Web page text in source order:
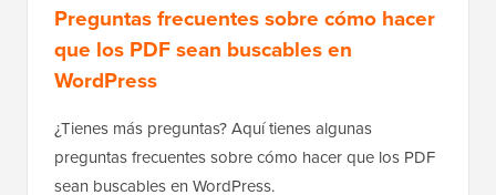
Preguntas frecuentes sobre cómo hacer
que los PDF sean buscables en
WordPress
¿Tienes más preguntas? Aquí tienes algunas
preguntas frecuentes sobre cómo hacer que los PDF
sean buscables en WordPress.